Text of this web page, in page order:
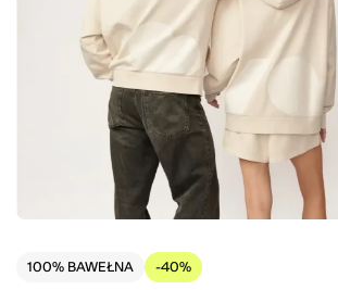
100% BAWEŁNA -40%